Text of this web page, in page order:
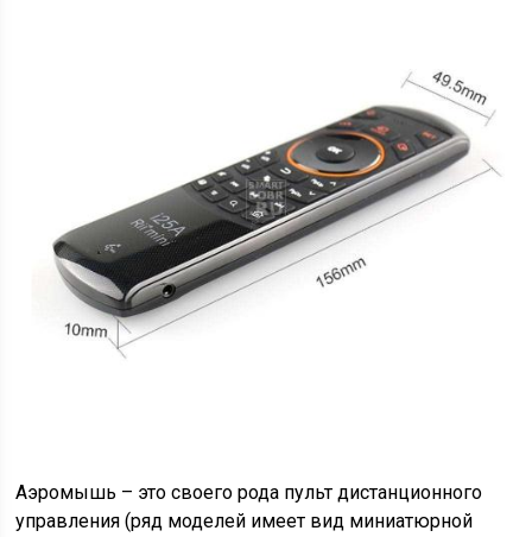
Аэромышь – это своего рода пульт дистанционного
управления (ряд моделей имеет вид миниатюрной